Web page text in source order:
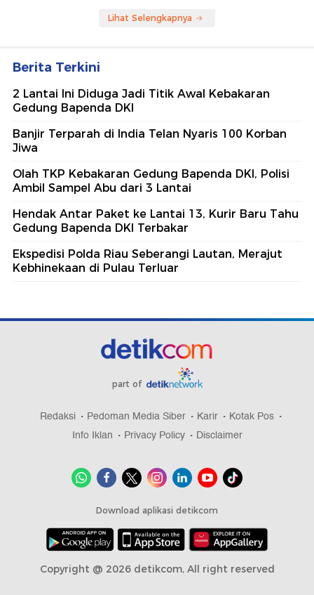
Lihat Selengkapnya
Berita Terkini
2 Lantai Ini Diduga Jadi Titik Awal Kebakaran
Gedung Bapenda DKI
Banjir Terparah di India Telan Nyaris 100 Korban
Jiwa
Olah TKP Kebakaran Gedung Bapenda DKI, Polisi
Ambil Sampel Abu dari 3 Lantai
Hendak Antar Paket ke Lantai 13, Kurir Baru Tahu
Gedung Bapenda DKI Terbakar
Ekspedisi Polda Riau Seberangi Lautan, Merajut
Kebhinekaan di Pulau Terluar
part of
Redaksi Pedoman Media Siber Karir
Kotak Pos
Info Iklan
Privacy Policy Disclaimer
Download aplikasi detikcom
Copyright @ 2026 detikcom, All right reserved